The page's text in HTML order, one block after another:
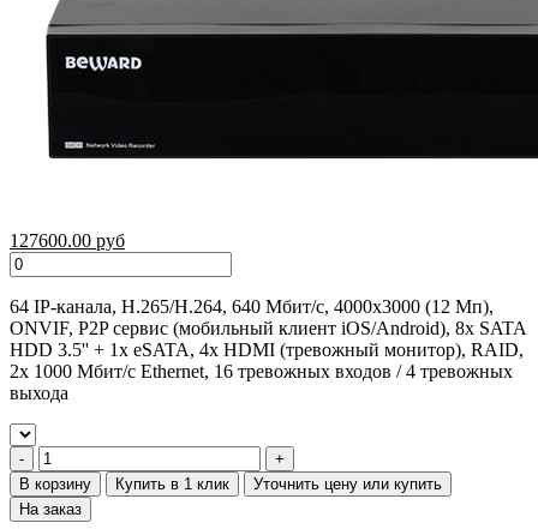
127600.00 руб
64 IP-канала, H.265/H.264, 640 Мбит/с, 4000х3000 (12 Мп),
ONVIF, P2P сервис (мобильный клиент iOS/Android), 8x SATA
HDD 3.5'' + 1x eSATA, 4x HDMI (тревожный монитор), RAID,
2x 1000 Мбит/с Ethernet, 16 тревожных входов / 4 тревожных
выхода
В корзину Купить в 1 клик
Уточнить цену или купить
На заказ